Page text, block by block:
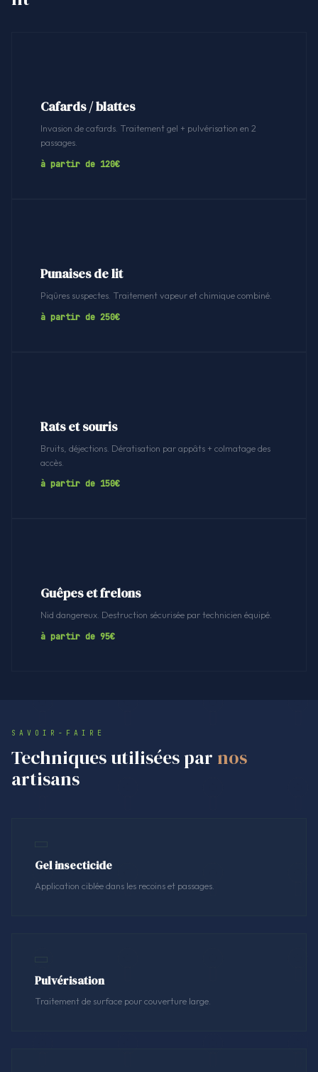
Cafards / blattes
Invasion de cafards. Traitement gel + pulvérisation en 2
passages.
à partir de 120€
Punaises de lit
Piqûres suspectes. Traitement vapeur et chimique combiné.
à partir de 250€
Rats et souris
Bruits, déjections. Dératisation par appâts + colmatage des
accès.
à partir de 150€
Guêpes et frelons
Nid dangereux. Destruction sécurisée par technicien équipé.
à partir de 95€
SAVOIR-FAIRE
Techniques utilisées par nos
artisans
Gel insecticide
Application ciblée dans les recoins et passages.
Pulvérisation
Traitement de surface pour couverture large.